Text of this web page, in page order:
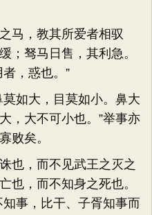
，教其所爱者相驭
；驽马日售，其利急。
，惑也。”
如大，目莫如小。鼻大
，大不可小也。”举事亦
败矣。
，而不见武王之灭之
也，而不知身之死也。
事，比干、子胥知事而